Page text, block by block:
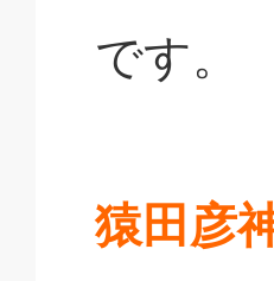
です。
猿田彦